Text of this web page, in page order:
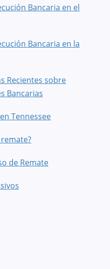
Bancaria en el
Bancaria en la
Recientes sobre
Bancarias
Tennessee
de Remate